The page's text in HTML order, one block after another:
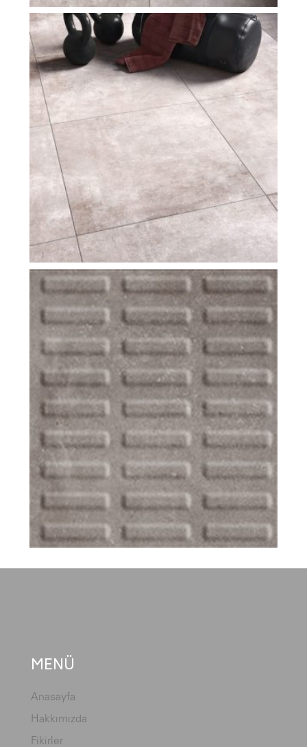
MENÜ
Anasayfa
Hakkımızda
Fikirler